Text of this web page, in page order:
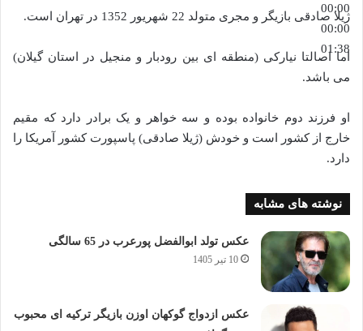
00:00
00:00
01:38
ژیلا صادقی بازیگر و مجری متولد 22 شهریور 1352 در تهران است.
اما اصالتا نیارکی (منطقه ای بین رودبار و منجیل در استان گیلان)
می باشد.
او فرزند دوم خانواده بوده و سه خواهر و یک برادر دارد که مقیم
خارج از کشور است و خودش (ژیلا صادقی) پاسپورت کشور آمریکا را
دارد.
نوشته های مشابه
عکس تولد ابوالفضل پورعرب در 65 سالگی
10 تیر 1405
عکس ازدواج گوکهان اوزن بازیگر ترکیه ای محبوب